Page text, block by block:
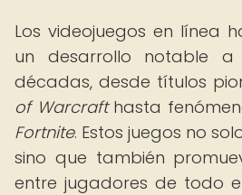
Los videojuegos en línea
un desarrollo notable
décadas, desde títulos
of Warcrafthasta
Fortnite. Estos juegos no
sino que también
entre jugadores de todo